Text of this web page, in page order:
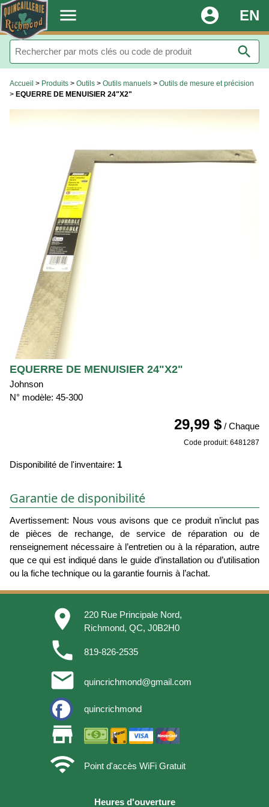
. menu EN
account_circle
search
Accueil > Produits > Outils > Outils manuels > Outils de mesure et précision
> EQUERRE DE MENUISIER 24"X2"
EQUERRE DE MENUISIER 24"X2"
Johnson
N° modèle: 45-300
29,99 $ / Chaque
Code produit: 6481287
Disponibilité de l'inventaire: 1
Garantie de disponibilité
Avertissement: Nous vous avisons que ce produit n’inclut pas
de pièces de rechange, de service de réparation ou de
renseignement nécessaire à l’entretien ou à la réparation, autre
que ce qui est indiqué dans le guide d’installation ou d’utilisation
ou la fiche technique ou la garantie fournis à l’achat.
place
220 Rue Principale Nord,
Richmond, QC, J0B2H0
phone 819-826-2535
email quincrichmond@gmail.com
quincrichmond
store
wifi
Point d'accès WiFi Gratuit
Heures d'ouverture